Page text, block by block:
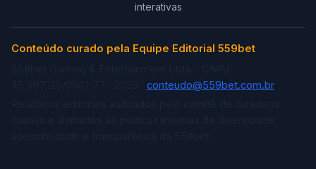
interativas
Conteúdo curado pela Equipe Editorial 559bet
conteudo@559bet.com.br